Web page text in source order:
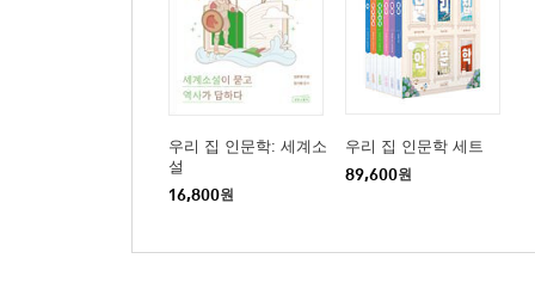
198 전태일
199 유신 체제
200 10·26 사건
202 5·18 민주화 운동
203 6월 민주 항쟁
우리 집 인문학: 세계소
설
16,800원
우리 집 인문학 세트
89,600원